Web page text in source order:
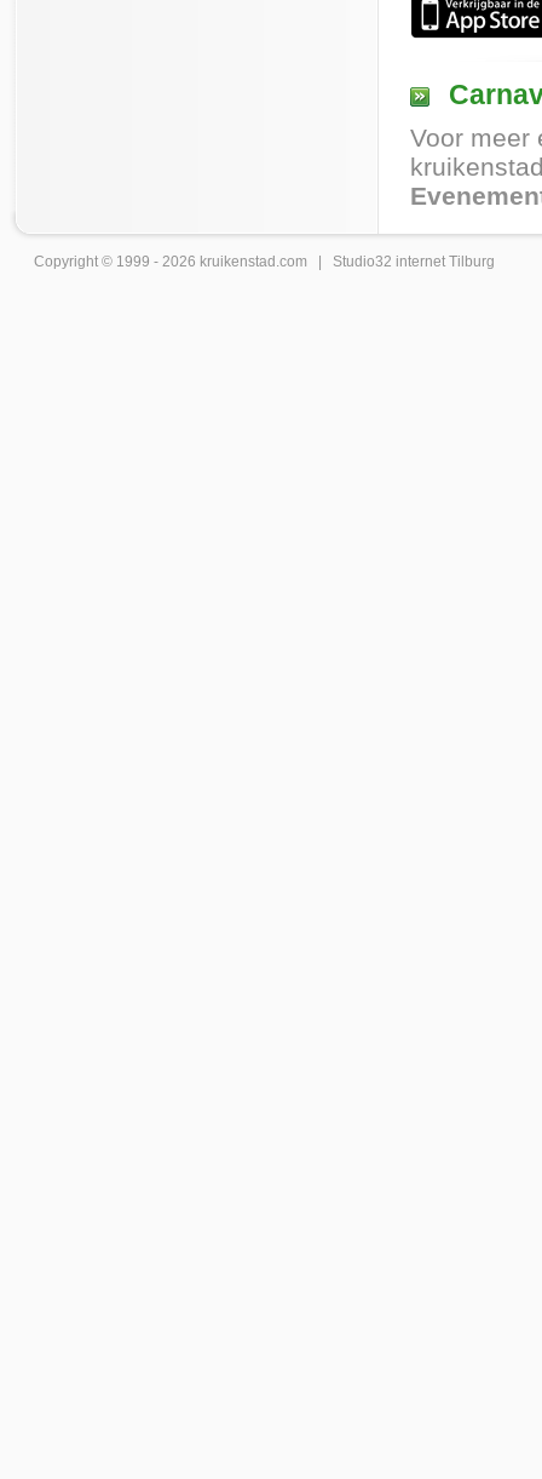
Voor meer
Copyright © 1999 - 2026 kruikenstad .com | Studio32 internet Tilburg